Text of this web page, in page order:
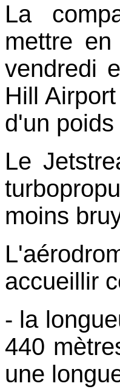
La
mettre
vendredi
Hill
d'un
Le
moins
accueillir
- la
440
une